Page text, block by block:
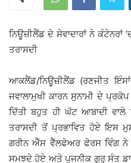
ਨਿਊਜ਼ੀਲੈਂਡ ਦੇ ਸੇਵਾਦਾਰਾਂ ਨੇ
ਤਰਾਸਦੀ
ਆਕਲੈਂਡ/ਨਿਊਜ਼ੀਲੈਂਡ (ਰਣਜੀਤ
ਜਵਾਲਾਮੁਖੀ ਕਾਰਨ ਸੁਨਾਮੀ ਦੇ
ਦਿੱਤੀ ਬਹੁਤ ਹੀ ਘੱਟ ਆਬਾਦੀ
ਤਰਾਸਦੀ ਤੋਂ ਪ੍ਰਭਾਵਿਤ ਹੋਏ ਇਸ
ਗਰੀਨ ਐੱਸ ਵੈੱਲਫੇਅਰ ਫੋਰਸ ਵਿੰਗ
ਸਮਝਦੇ ਹੋਏ ਅਤੇ ਪੂਜਨੀਕ ਗੁਰੂ ਸੰਤ